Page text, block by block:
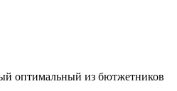
оптимальный из бютжетников